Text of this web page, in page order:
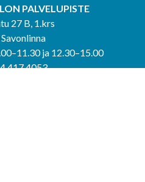
PALVELUPISTE
27 B, 1.krs
ja 12.30–15.00
417 4053